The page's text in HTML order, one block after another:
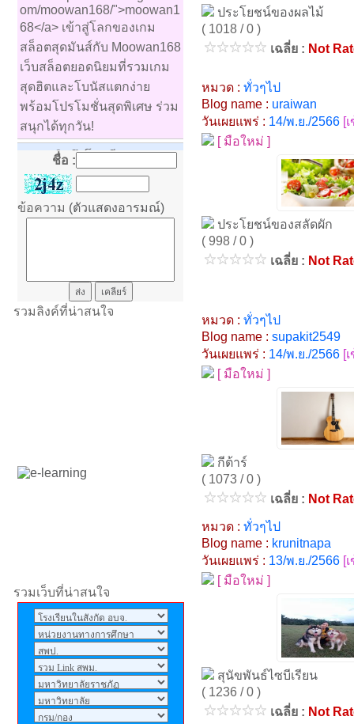
om/moowan168/">moowan1
68</a> เข้าสู่โลกของเกม
สล็อตสุดมันส์กับ Moowan168
เว็บสล็อตยอดนิยมที่รวมเกม
สุดฮิตและโบนัสแตกง่าย
พร้อมโปรโมชั่นสุดพิเศษ ร่วม
สนุกได้ทุกวัน!
: คิดถึงโรงเรียนเสมอมา
ครับ
ศิรินทร์ทิพย์ พิพิธศาลา:
: ผมบรรจุครั้งแรกที่
ศรีแก้ว ปี2535 คิดถึงจังครับ
จารุเดช: อยากให้โรงเรียน
เปิดเทอมเร็วนะคราฟ
admin: ถ้าเข้ามาชมเว็บไซต์
แล้วอย่าลืมลงนามสมุดเยี่ยม
ให้ด้วยนะครับ
admin: ศิษย์เก่าโรงเรียนศรี
ชื่อ :
ข้อความ (ตัวแสดงอารมณ์)
รวมลิงค์ที่น่าสนใจ
รวมเว็บที่น่าสนใจ
ประโยชน์ของผลไม้
( 1018 / 0 )
เฉลี่ย : Not
หมวด : ทั่วๆไป
Blog name : uraiwan
วันเผยแพร่ : 14/พ.ย./2566 [
[ มือใหม่ ]
ประโยชน์ของสลัดผัก
( 998 / 0 )
เฉลี่ย : Not
หมวด : ทั่วๆไป
Blog name : supakit2549
วันเผยแพร่ : 14/พ.ย./2566 [
[ มือใหม่ ]
กีต้าร์
( 1073 / 0 )
เฉลี่ย : Not
หมวด : ทั่วๆไป
Blog name : krunitnapa
วันเผยแพร่ : 13/พ.ย./2566 [
[ มือใหม่ ]
สุนัขพันธ์ไซบีเรียน
( 1236 / 0 )
เฉลี่ย : Not